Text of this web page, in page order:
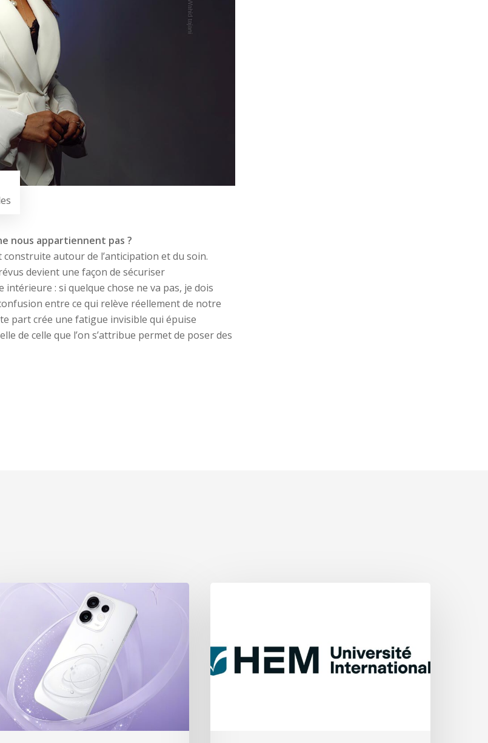
nous appartiennent pas ?
autour de l’anticipation et du soin.
devient une façon de sécuriser
intérieure : si quelque chose ne va pas, je dois
entre ce qui relève réellement de notre
part crée une fatigue invisible qui épuise
de celle que l’on s’attribue permet de poser des